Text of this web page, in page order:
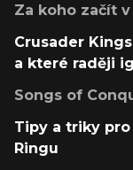
Za koho začít
Crusader
a které raději
Songs of
Tipy a triky
Ringu